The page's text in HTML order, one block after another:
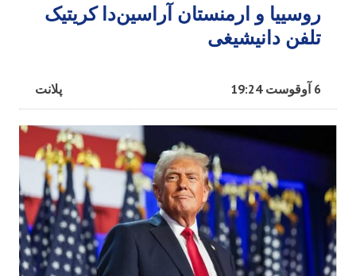
روسییا و ارمنستان آراسین‌دا کریتیک
تلفن دانیشیغی
پلانت 6 آوقوست 19:24